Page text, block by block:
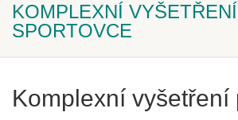
KOMPLEXNÍ
SPORTOVCE
Komplexní vyšetření